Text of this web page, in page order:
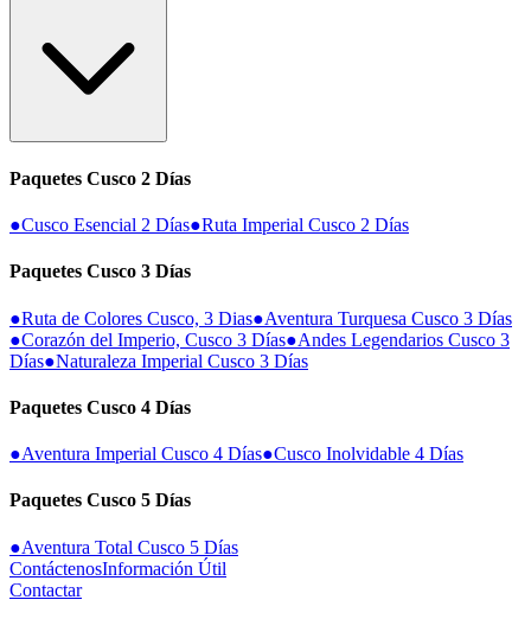
Paquetes Cusco 2 Días
●Cusco Esencial 2 Días●Ruta Imperial Cusco 2 Días
Paquetes Cusco 3 Días
●Ruta de Colores Cusco, 3 Dias●Aventura Turquesa Cusco 3 Días
●Corazón del Imperio, Cusco 3 Días●Andes Legendarios Cusco 3
Días●Naturaleza Imperial Cusco 3 Días
Paquetes Cusco 4 Días
●Aventura Imperial Cusco 4 Días●Cusco Inolvidable 4 Días
Paquetes Cusco 5 Días
●Aventura Total Cusco 5 Días
ContáctenosInformación Útil
Contactar